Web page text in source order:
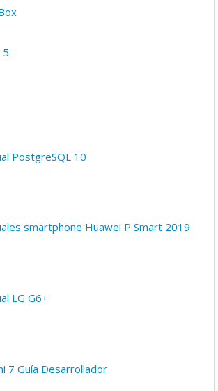
5
PostgreSQL 10
smartphone Huawei P Smart 2019
LG G6+
7 Guía Desarrollador